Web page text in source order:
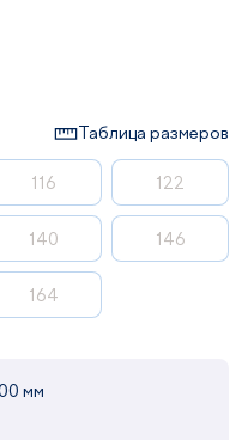
Таблица размеров
116 122
140 146
164
мм